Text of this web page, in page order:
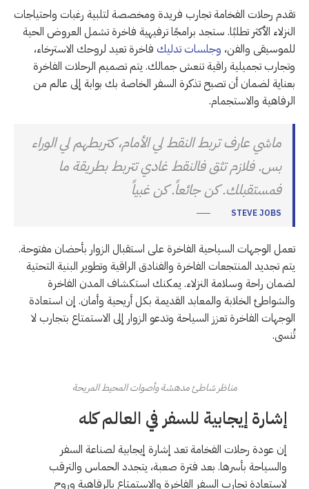
تقدم رحلات الفخامة تجارب فريدة ومخصصة لتلبية رغبات واحتياجات
النزلاء الأكثر تطلبًا. ستجد برامجًا ترفيهية فاخرة تشمل العروض الحية
للموسيقى والفن، وجلسات تدليك فاخرة تعيد لروحك الاسترخاء،
وتجارب تجميلية راقية تنعش جمالك. يتم تصميم الرحلات الفاخرة
بعناية لضمان أن تصبح تذكرة السفر الخاصة بك بوابة إلى عالم من
الرفاهية والاستجمام.
ماشي عارف تربط النقط لي الأمام، كتربطهم لي الوراء
بس. فلازم تثق فالنقط غادي تتربط بطريقة ما
فمستقبلك. كن جائعاً. كن غبياً
STEVE JOBS
تعمل الوجهات السياحية الفاخرة على استقبال الزوار بأحضان مفتوحة.
يتم تجديد المنتجعات الفاخرة والفنادق الراقية وتطوير البنية التحتية
لضمان راحة وسلامة النزلاء. يمكنك استكشاف المدن الفاخرة
والشواطئ الخلابة والمعابد القديمة بكل أريحية وأمان. إن استعادة
الوجهات الفاخرة تعزز السياحة وتدعو الزوار إلى الاستمتاع بتجارب لا
تُنسى.
مناظر شاطئ مدهشة وأصوات المحيط المريحة
إشارة إيجابية للسفر في العالم كله
إن عودة رحلات الفخامة تعد إشارة إيجابية لصناعة السفر
والسياحة بأسرها. بعد فترة صعبة، يتجدد الحماس والترقب
لاستعادة تجارب السفر الفاخرة والاستمتاع بالرفاهية وروح